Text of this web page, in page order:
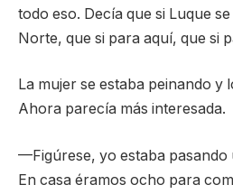
todo eso. Decía que si Luque
Norte, que si para aquí, que si
La mujer se estaba peinando y
Ahora parecía más interesada.
—Figúrese, yo estaba pasando
En casa éramos ocho para